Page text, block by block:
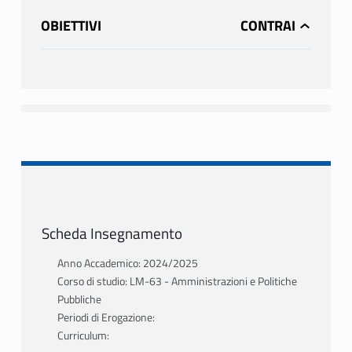
OBIETTIVI
Scheda Insegnamento
Anno Accademico: 2024/2025
Corso di studio: LM-63 - Amministrazioni e Politiche
Pubbliche
Periodi di Erogazione:
Curriculum: